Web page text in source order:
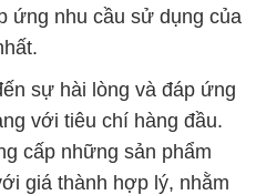
ứng nhu cầu sử dụng của
sự hài lòng và đáp ứng
với tiêu chí hàng đầu.
cấp những sản phẩm
giá thành hợp lý, nhằm